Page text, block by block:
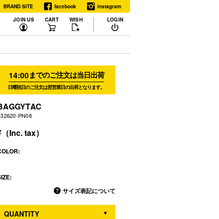
JOIN US CART WISH LOGIN
BRAND SITE facebook instagram
14:00までのご注文は当日出荷
日曜祝日のご注文は翌営業日の出荷となります。
PN08
サイズ表記について
QUANTITY